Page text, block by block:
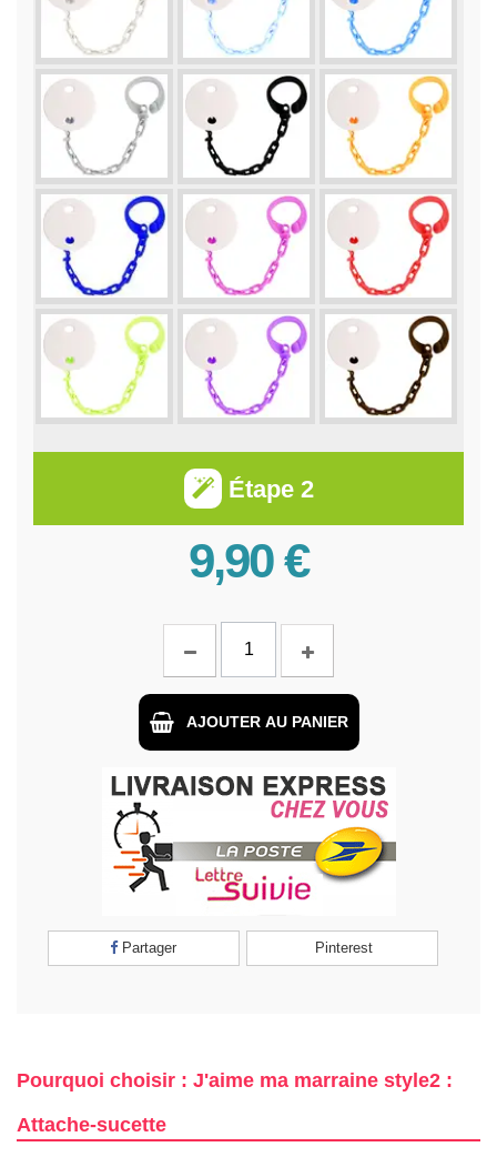
Étape 2
9,90 €
AJOUTER AU PANIER
Partager Pinterest
Pourquoi choisir : J'aime ma marraine style2 :
Attache-sucette